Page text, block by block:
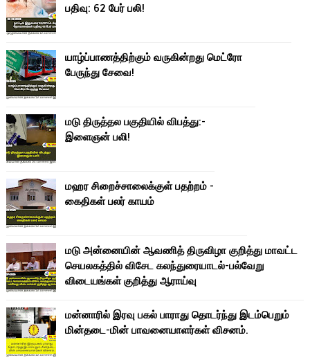
பதிவு: 62 பேர் பலி!
யாழ்ப்பாணத்திற்கும் வருகின்றது மெட்ரோ
பேருந்து சேவை!
மடு திருத்தல பகுதியில் விபத்து:-
இளைஞன் பலி!
மஹர சிறைச்சாலைக்குள் பதற்றம் -
கைதிகள் பலர் காயம்
மடு அன்னையின் ஆவணித் திருவிழா குறித்து மாவட்ட
செயலகத்தில் விசேட கலந்துரையாடல்-பல்வேறு
விடையங்கள் குறித்து ஆராய்வு
மன்னாரில் இரவு பகல் பாராது தொடர்ந்து இடம்பெறும்
மின்தடை-மின் பாவனையாளர்கள் விசனம்.